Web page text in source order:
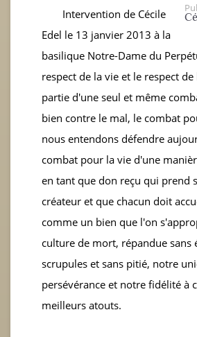
Intervention de Cécile
Edel le 13 janvier 2013 à la
basilique Notre-Dame du
respect de la vie et le respect
partie d'une seul et même
bien contre le mal, le combat
nous entendons défendre
combat pour la vie d'une
en tant que don reçu qui prend
créateur et que chacun doit
comme un bien que l'on
culture de mort, répandue sans
scrupules et sans pitié, notre
persévérance et notre fidélité à
meilleurs atouts.